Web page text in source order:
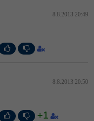
8.8.2013 20:49
8.8.2013 20:50
+1